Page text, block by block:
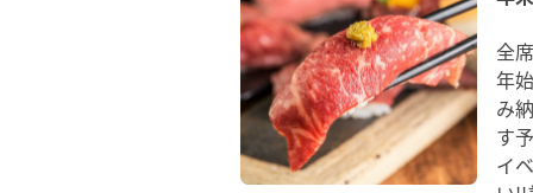
全
年
み
す
イ